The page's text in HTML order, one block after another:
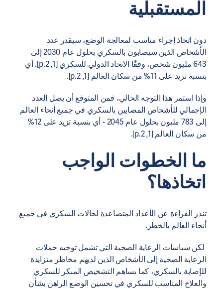
المستقبلية
دون اتخاذ إجراء مناسب لمعالجة الوضع، سيقدر عدد
الأشخاص الذين سيصابون بالسكري بحلول عام 2030 إلى
643 مليون شخص، وفقًا الاتحاد الدولي للسكري [1, p.2]. أي
بنسبة تزيد على 11% من سكان العالم [1, p.2].
وإذا استمر هذا التوجه الحالي، فمن المتوقع أن يصل العدد
الإجمالي للأشخاص المصابين بالسكري في جميع أنحاء العالم
إلى 783 مليون بحلول عام 2045 - أي بنسبة تزيد على 12%
من سكان العالم [1, p.2].
ما الخطوات الواجب
اتخاذها؟
تنذر القراءة عن الأعداد المتصاعدة لحالات السكري في جميع
أنحاء العالم بالخطر.
لكن سياسات الرعاية الصحية التي تشمل توجيه حملات
الرعاية الصحية إلى الأشخاص الذين لديهم مخاطر متزايدة
للإصابة بالسكري، كما يساهم التشخيص المبكر للسكري
والعلاج المناسب للسكري في تحسين الوضع الراهن بشأن